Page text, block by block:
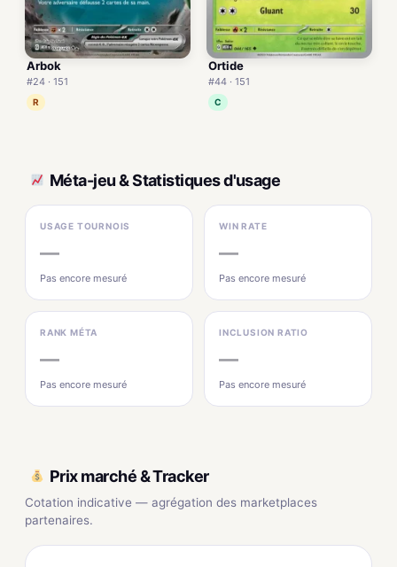
Arbok
#24 · 151
R
Ortide
#44 · 151
C
Méta-jeu & Statistiques d'usage
USAGE TOURNOIS
—
Pas encore mesuré
WIN RATE
—
Pas encore mesuré
RANK MÉTA
—
Pas encore mesuré
INCLUSION RATIO
—
Pas encore mesuré
Prix marché & Tracker
Cotation indicative — agrégation des marketplaces
partenaires.